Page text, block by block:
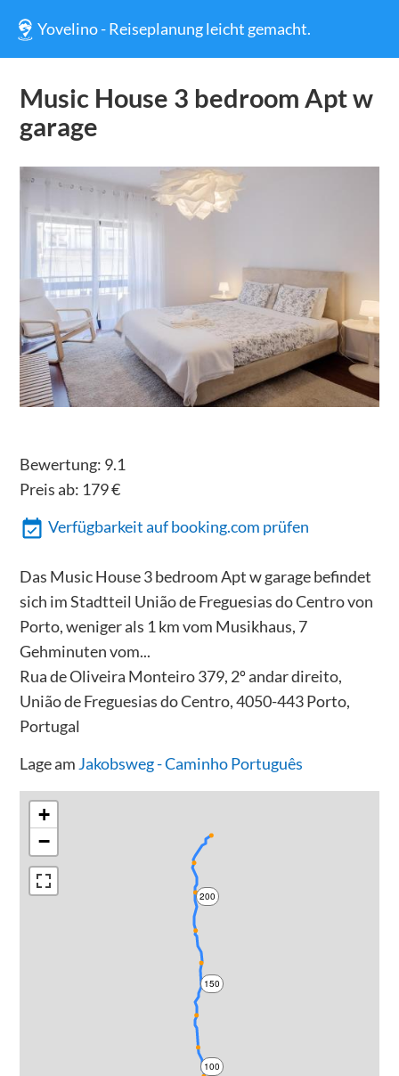
Yovelino - Reiseplanung leicht gemacht.
Music House 3 bedroom Apt w
garage
Bewertung: 9.1
Preis ab: 179€
Verfügbarkeit auf booking.com prüfen
Das Music House 3 bedroom Apt w garage befindet
sich im Stadtteil União de Freguesias do Centro von
Porto, weniger als 1 km vom Musikhaus, 7
Gehminuten vom...
Rua de Oliveira Monteiro 379, 2º andar direito,
União de Freguesias do Centro, 4050-443 Porto,
Portugal
Lage am Jakobsweg - Caminho Português
100
150
200
+
−